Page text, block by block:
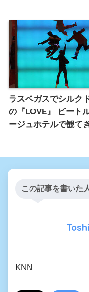
ラスベガスでシルク
の『LOVE』 ビート
ージュホテルで観て
この記事を書いた
KNN